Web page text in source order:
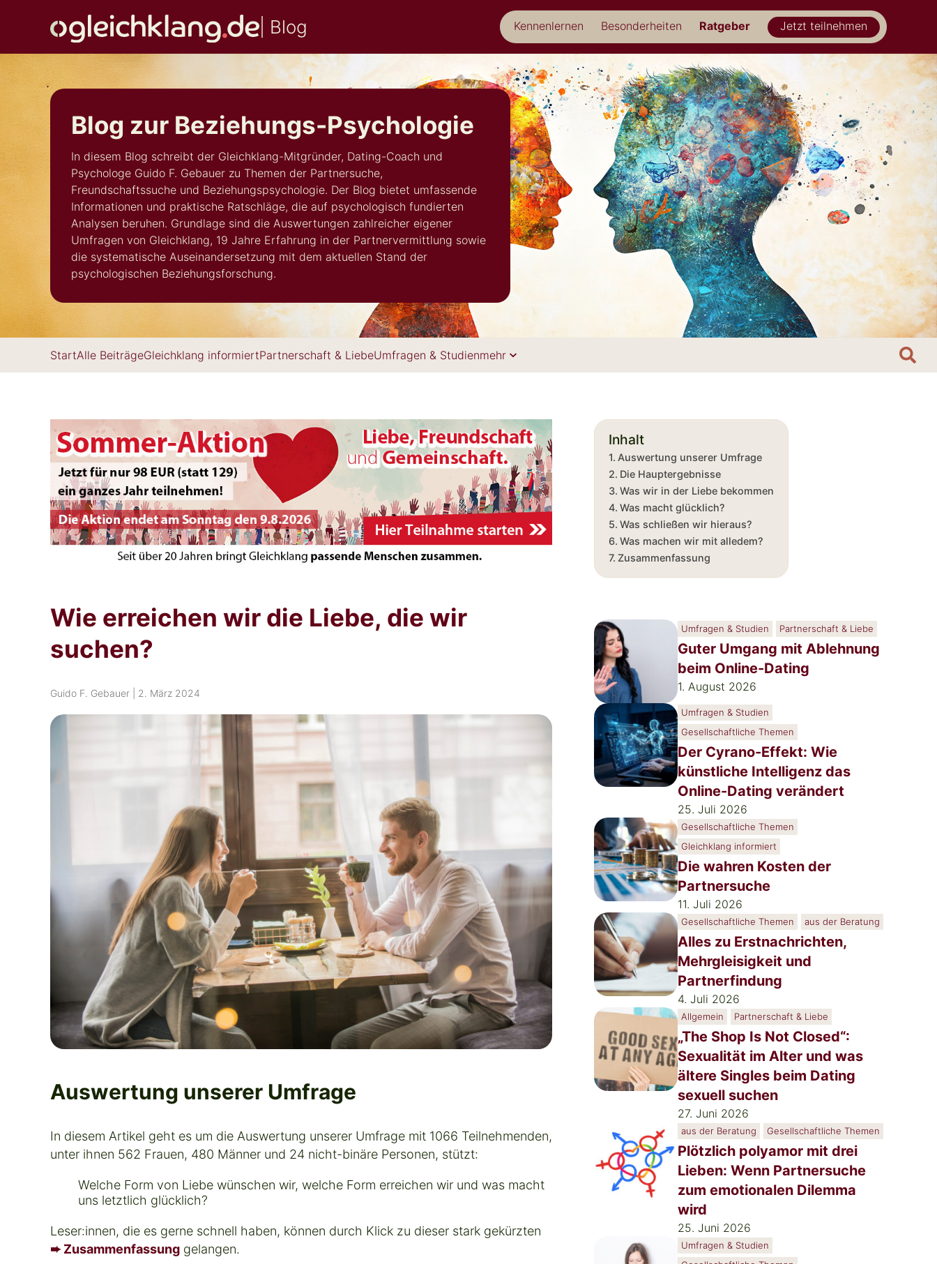
Gleichklang
Blog
| Blog Kennenlernen Besonderheiten Ratgeber Jetzt teilnehmen
Blog zur Beziehungs-Psychologie
In diesem Blog schreibt der Gleichklang-Mitgründer, Dating-Coach und
Psychologe Guido F. Gebauer zu Themen der Partnersuche,
Freundschaftssuche und Beziehungspsychologie. Der Blog bietet umfassende
Informationen und praktische Ratschläge, die auf psychologisch fundierten
Analysen beruhen. Grundlage sind die Auswertungen zahlreicher eigener
Umfragen von Gleichklang, 19 Jahre Erfahrung in der Partnervermittlung sowie
die systematische Auseinandersetzung mit dem aktuellen Stand der
psychologischen Beziehungsforschung.
StartAlle BeiträgeGleichklang informiertPartnerschaft & LiebeUmfragen & Studienmehr
Search
for:
Wie erreichen wir die Liebe, die wir
suchen?
Guido F. Gebauer 2. März 2024
Auswertung unserer Umfrage
In diesem Artikel geht es um die Auswertung unserer Umfrage mit 1066 Teilnehmenden,
unter ihnen 562 Frauen, 480 Männer und 24 nicht-binäre Personen, stützt:
Welche Form von Liebe wünschen wir, welche Form erreichen wir und was macht
uns letztlich glücklich?
Leser:innen, die es gerne schnell haben, können durch Klick zu dieser stark gekürzten
➨ Zusammenfassung gelangen.
Inhalt
Auswertung unserer Umfrage
Die Hauptergebnisse
Was wir in der Liebe bekommen
Was macht glücklich?
Was schließen wir hieraus?
Was machen wir mit alledem?
Zusammenfassung
Umfragen & Studien Partnerschaft & Liebe
Guter Umgang mit Ablehnung
beim Online-Dating
1. August 2026
Umfragen & Studien
Gesellschaftliche Themen
Der Cyrano-Effekt: Wie
künstliche Intelligenz das
Online-Dating verändert
25. Juli 2026
Gesellschaftliche Themen
Gleichklang informiert
Die wahren Kosten der
Partnersuche
11. Juli 2026
Gesellschaftliche Themen aus der Beratung
Alles zu Erstnachrichten,
Mehrgleisigkeit und
Partnerfindung
4. Juli 2026
Allgemein Partnerschaft & Liebe
„The Shop Is Not Closed“:
Sexualität im Alter und was
ältere Singles beim Dating
sexuell suchen
27. Juni 2026
aus der Beratung Gesellschaftliche Themen
Plötzlich polyamor mit drei
Lieben: Wenn Partnersuche
zum emotionalen Dilemma
wird
25. Juni 2026
Umfragen & Studien